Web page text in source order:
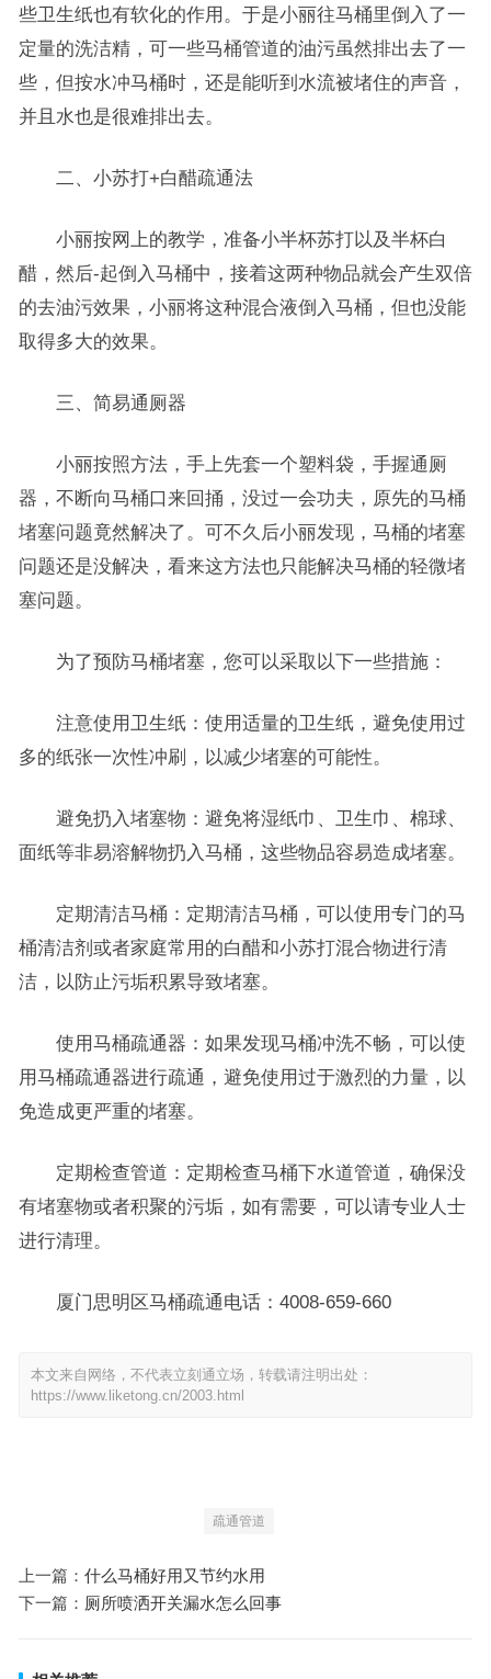
些卫生纸也有软化的作用。于是小丽往马桶里倒入了一
定量的洗洁精，可一些马桶管道的油污虽然排出去了一
些，但按水冲马桶时，还是能听到水流被堵住的声音，
并且水也是很难排出去。
二、小苏打+白醋疏通法
小丽按网上的教学，准备小半杯苏打以及半杯白
醋，然后-起倒入马桶中，接着这两种物品就会产生双倍
的去油污效果，小丽将这种混合液倒入马桶，但也没能
取得多大的效果。
三、简易通厕器
小丽按照方法，手上先套一个塑料袋，手握通厕
器，不断向马桶口来回捅，没过一会功夫，原先的马桶
堵塞问题竟然解决了。可不久后小丽发现，马桶的堵塞
问题还是没解决，看来这方法也只能解决马桶的轻微堵
塞问题。
为了预防马桶堵塞，您可以采取以下一些措施：
注意使用卫生纸：使用适量的卫生纸，避免使用过
多的纸张一次性冲刷，以减少堵塞的可能性。
避免扔入堵塞物：避免将湿纸巾、卫生巾、棉球、
面纸等非易溶解物扔入马桶，这些物品容易造成堵塞。
定期清洁马桶：定期清洁马桶，可以使用专门的马
桶清洁剂或者家庭常用的白醋和小苏打混合物进行清
洁，以防止污垢积累导致堵塞。
使用马桶疏通器：如果发现马桶冲洗不畅，可以使
用马桶疏通器进行疏通，避免使用过于激烈的力量，以
免造成更严重的堵塞。
定期检查管道：定期检查马桶下水道管道，确保没
有堵塞物或者积聚的污垢，如有需要，可以请专业人士
进行清理。
厦门思明区马桶疏通电话：4008-659-660
本文来自网络，不代表立刻通立场，转载请注明出处：
https://www.liketong.cn/2003.html
疏通管道
上一篇： 什么马桶好用又节约水用
下一篇： 厕所喷洒开关漏水怎么回事